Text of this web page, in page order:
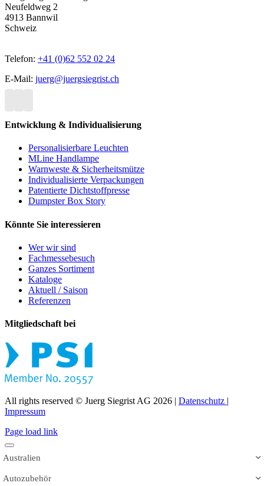
Neufeldweg 2
4913 Bannwil
Schweiz
Telefon: +41 (0)62 552 02 24
E-Mail: juerg@juergsiegrist.ch
Entwicklung & Individualisierung
Personalisierbare Leuchten
MLine Handlampe
Warnweste & Sicherheitsmütze
Individualisierte Verpackungen
Patentierte Dichtstoffpresse
Dumpster Box Story
Könnte Sie interessieren
Wer wir sind
Fachmessebesuch
Ganzes Sortiment
Kataloge
Aktuell / Saison
Referenzen
Mitgliedschaft bei
All rights reserved © Juerg Siegrist AG 2026 | Datenschutz |
Impressum
Page load link
Australien
Autozubehör